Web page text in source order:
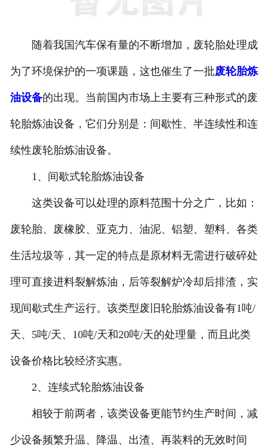
联系我们
随着我国汽车保有量的不断增加，废轮胎处理成
为了环境保护的一项课题，这也催生了一批废轮胎炼
油设备的出现。当前国内市场上主要有三种形式的废
轮胎炼油设备，它们分别是：间歇性、半连续性和连
续性废轮胎炼油设备。
1、间歇式轮胎炼油设备
这类设备可以处理的原料范围十分之广，比如：
废轮胎、废橡胶、亚克力、油泥、铝塑、塑料、各类
生活垃圾等，其一定的特点是原材料无需进行破碎处
理可直接进料裂解炼油，后等裂解炉冷却后排渣，实
现间歇式生产运行。该类型废旧轮胎炼油设备有1吨/
天、5吨/天、10吨/天和20吨/天的处理量，而且此类
设备价格比较经济实惠。
2、连续式轮胎炼油设备
相较于前两者，该类设备更能节约生产时间，减
少设备频繁升温、降温、出渣、再装料的无效时间